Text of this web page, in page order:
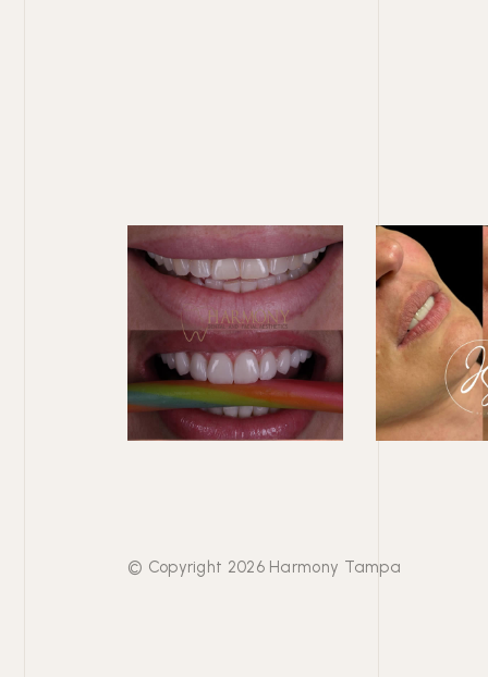
© Copyright 2026 Harmony Tampa